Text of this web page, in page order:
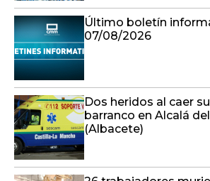
Último boletín
07/08/2026
Dos heridos al caer
barranco en Alcalá
(Albacete)